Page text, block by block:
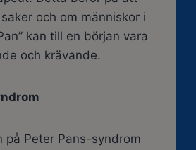
och om människor i
kan till en början vara
och krävande.
Peter Pans-syndrom